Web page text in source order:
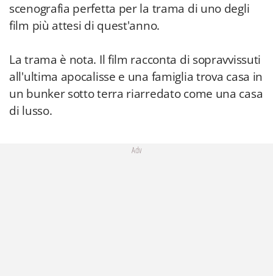
scenografia perfetta per la trama di uno degli
film più attesi di quest'anno.
La trama è nota. Il film racconta di sopravvissuti
all'ultima apocalisse e una famiglia trova casa in
un bunker sotto terra riarredato come una casa
di lusso.
Adv